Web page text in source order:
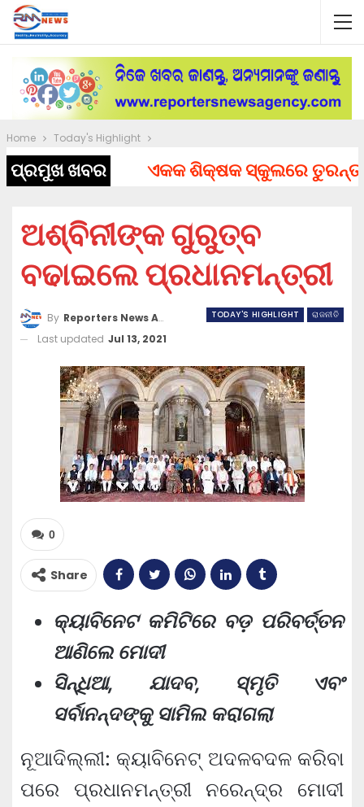
Home Today's Highlight
ପ୍ରମୁଖ ଖବର ଏକକ ଶିକ୍ଷକ ସ୍କୁଲରେ ତୁରନ୍ତ
ଅଶ୍ବିନୀଙ୍କ ଗୁରୁତ୍ବ
ବଢାଇଲେ ପ୍ରଧାନମନ୍ତ୍ରୀ
TODAY'S HIGHLIGHT ରାଜନୀତି
By Reporters News Agency
Last updated Jul 13, 2021
0
Share
କ୍ୟାବିନେଟ କମିଟିରେ ବଡ଼ ପରିବର୍ତ୍ତନ
ଆଣିଲେ ମୋଦୀ
ସିନ୍ଧିଆ, ଯାଦବ, ସ୍ମୃତି ଏବଂ
ସର୍ବାନନ୍ଦଙ୍କୁ ସାମିଲ କରାଗଲା
ନୂଆଦିଲ୍ଲୀ: କ୍ୟାବିନେଟ୍ ଅଦଳବଦଳ କରିବା
ପରେ ପ୍ରଧାନମନ୍ତ୍ରୀ ନରେନ୍ଦ୍ର ମୋଦୀ